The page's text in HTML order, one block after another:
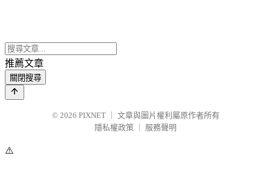
推薦文章
關閉搜尋
© 2026 PIXNET
文章與圖片權利屬原作者所有
隱私權政策
服務聲明
⚠️